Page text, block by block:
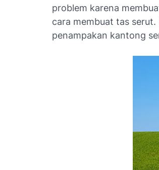
problem karena
cara membuat tas
penampakan kantong